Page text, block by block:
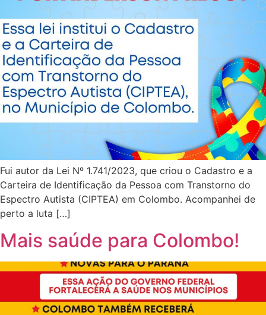
Fui autor da Lei Nº 1.741/2023, que criou o Cadastro e a
Carteira de Identificação da Pessoa com Transtorno do
Espectro Autista (CIPTEA) em Colombo. Acompanhei de
perto a luta […]
Mais saúde para Colombo!